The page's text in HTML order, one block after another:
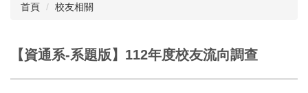
首頁 校友相關
【資通系-系題版】112年度校友流向調查